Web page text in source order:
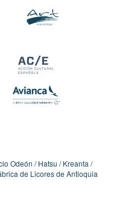
Odeón Hatsu
Kreanta
de Licores de Antioquia